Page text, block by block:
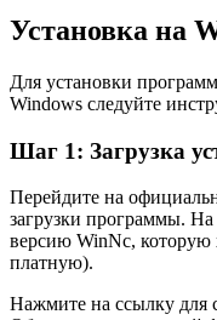
Установка на
Для установки
Windows следуйте
Шаг 1: Загрузка
Перейдите на
загрузки программы.
версию WinNc, которую
платную).
Нажмите на ссылку для